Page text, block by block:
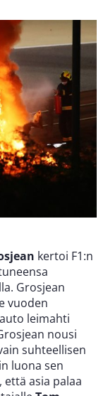
kertoi F1:n
Grosjean
vuoden
leimahti
nousi
suhteellisen
luona sen
että asia palaa